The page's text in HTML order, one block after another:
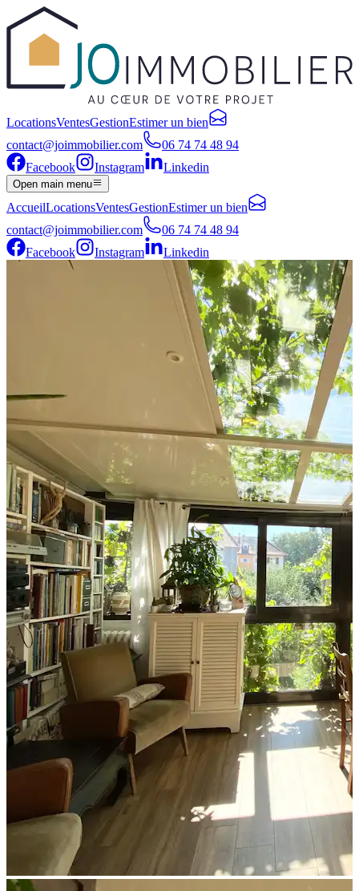
LocationsVentesGestionEstimer un bien
contact@joimmobilier.com
06 74 74 48 94
Facebook
Instagram Linkedin
Open main menu
AccueilLocationsVentesGestionEstimer un bien
contact@joimmobilier.com
06 74 74 48 94
Facebook
Instagram Linkedin